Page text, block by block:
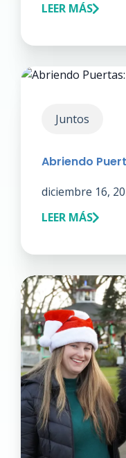
LEER MÁS
Juntos
Abriendo
diciembre 16,
LEER MÁS